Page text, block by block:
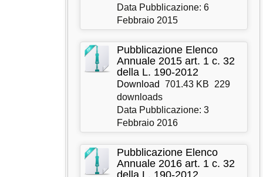
Data Pubblicazione: 6
Febbraio 2015
Pubblicazione Elenco
Annuale 2015 art. 1 c. 32
della L. 190-2012
Download 701.43 KB
229
downloads
Data Pubblicazione: 3
Febbraio 2016
Pubblicazione Elenco
Annuale 2016 art. 1 c. 32
della L. 190-2012